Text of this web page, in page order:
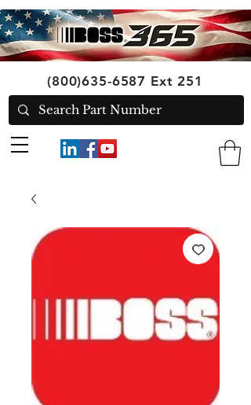
(800)635-6587 Ext 251